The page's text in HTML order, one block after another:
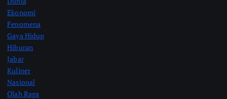
Ekonomi
Fenomena
Gaya Hidup
Hiburan
Jabar
Kuliner
Nasional
Olah Raga